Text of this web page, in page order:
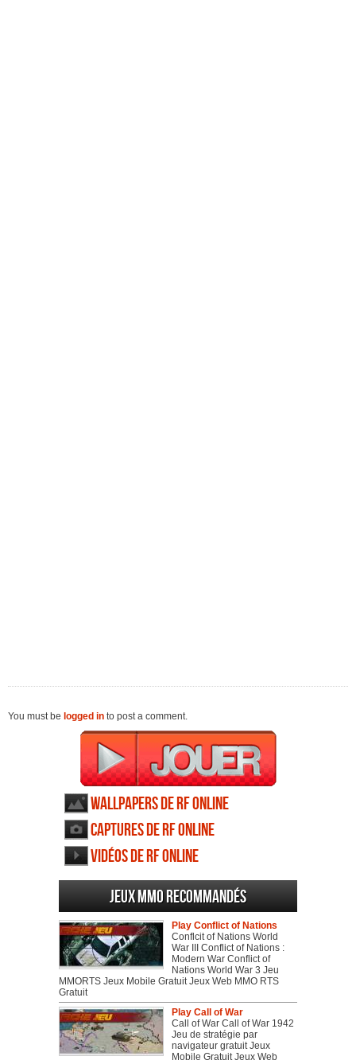
You must be logged in to post a comment.
Wallpapers de RF Online
Captures de RF Online
Vidéos de RF Online
Jeux MMO recommandés
Play Conflict of Nations
Conflcit of Nations World
War III Conflict of Nations :
Modern War Conflict of
Nations World War 3 Jeu
MMORTS Jeux Mobile Gratuit Jeux Web MMO RTS
Gratuit
Play Call of War
Call of War Call of War 1942
Jeu de stratégie par
navigateur gratuit Jeux
Mobile Gratuit Jeux Web